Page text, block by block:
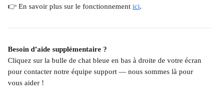
👉 En savoir plus sur le fonctionnement ici.
Besoin d’aide supplémentaire ?
Cliquez sur la bulle de chat bleue en bas à droite de votre écran
pour contacter notre équipe support — nous sommes là pour
vous aider !